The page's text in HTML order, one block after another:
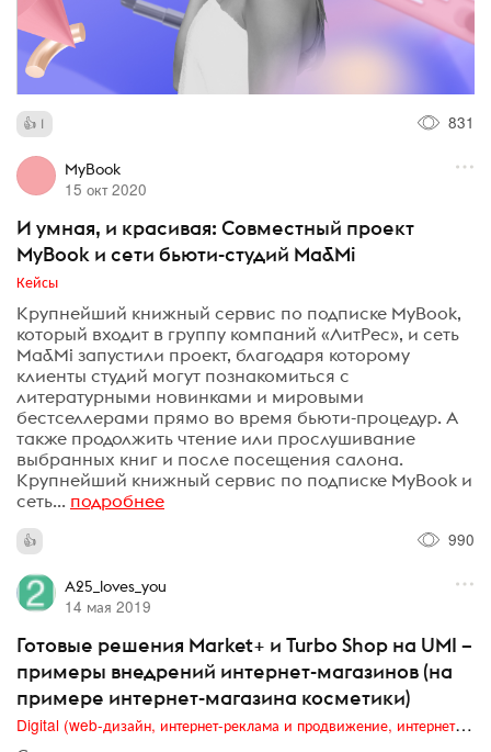
1 831
MyBook
15 окт 2020
И умная, и красивая: Совместный проект
MyBook и сети бьюти-студий Ma&Mi
Кейсы
Крупнейший книжный сервис по подписке MyBook,
который входит в группу компаний «ЛитРес», и сеть
Ma&Mi запустили проект, благодаря которому
клиенты студий могут познакомиться с
литературными новинками и мировыми
бестселлерами прямо во время бьюти-процедур. А
также продолжить чтение или прослушивание
выбранных книг и после посещения салона.
Крупнейший книжный сервис по подписке MyBook и
сеть... подробнее
990
A25_loves_you
14 мая 2019
Готовые решения Market+ и Turbo Shop на UMI –
примеры внедрений интернет-магазинов (на
примере интернет-магазина косметики)
Digital (web-дизайн, интернет-реклама и продвижение, интернет-сообщества и блоги, интернет-коммуникации, мобильный маркетинг, реклама на цифровых экранах)